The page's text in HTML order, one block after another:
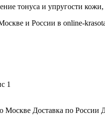
тонуса и упругости
и России в online-
1
Москве Доставка по России